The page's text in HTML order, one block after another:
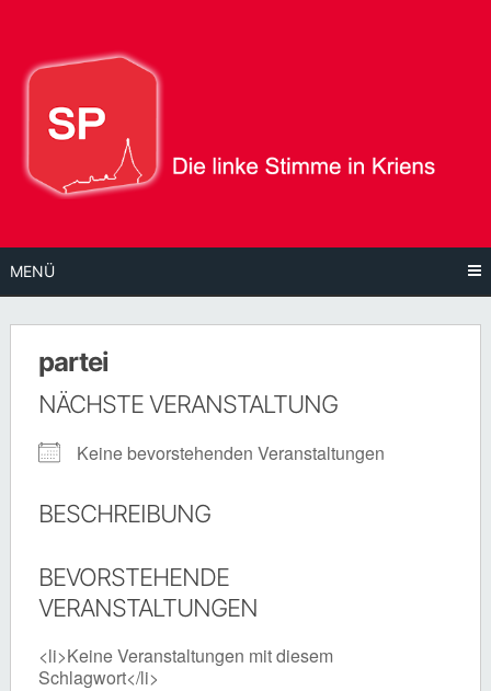
Inhalt
MENÜ
partei
NÄCHSTE VERANSTALTUNG
Keine bevorstehenden Veranstaltungen
BESCHREIBUNG
BEVORSTEHENDE
VERANSTALTUNGEN
<li>Keine Veranstaltungen mit diesem
Schlagwort</li>